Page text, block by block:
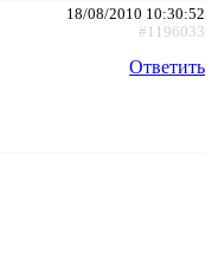
18/08/2010 10:30:52
#1196033
Ответить